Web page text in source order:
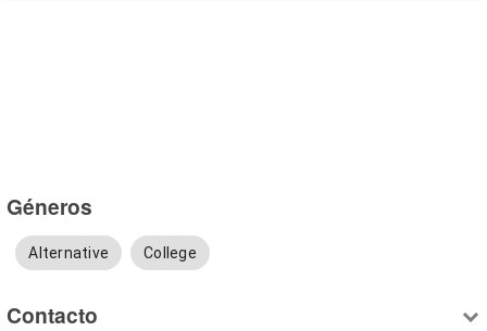
Géneros
Alternative College
Contacto